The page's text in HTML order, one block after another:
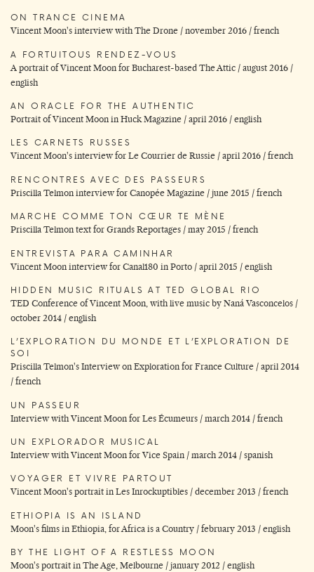
ON TRANCE CINEMA
Vincent Moon's interview with The Drone / november 2016 / french
A FORTUITOUS RENDEZ-VOUS
A portrait of Vincent Moon for Bucharest-based The Attic / august 2016 /
english
AN ORACLE FOR THE AUTHENTIC
Portrait of Vincent Moon in Huck Magazine / april 2016 / english
LES CARNETS RUSSES
Vincent Moon's interview for Le Courrier de Russie / april 2016 / french
RENCONTRES AVEC DES PASSEURS
Priscilla Telmon interview for Canopée Magazine / june 2015 / french
MARCHE COMME TON CŒUR TE MÈNE
Priscilla Telmon text for Grands Reportages / may 2015 / french
ENTREVISTA PARA CAMINHAR
Vincent Moon interview for Canal180 in Porto / april 2015 / english
HIDDEN MUSIC RITUALS AT TED GLOBAL RIO
TED Conference of Vincent Moon, with live music by Naná Vasconcelos /
october 2014 / english
L’EXPLORATION DU MONDE ET L’EXPLORATION DE
SOI
Priscilla Telmon's Interview on Exploration for France Culture / april 2014
/ french
UN PASSEUR
Interview with Vincent Moon for Les Écumeurs / march 2014 / french
UN EXPLORADOR MUSICAL
Interview with Vincent Moon for Vice Spain / march 2014 / spanish
VOYAGER ET VIVRE PARTOUT
Vincent Moon's portrait in Les Inrockuptibles / december 2013 / french
ETHIOPIA IS AN ISLAND
Moon's films in Ethiopia, for Africa is a Country / february 2013 / english
BY THE LIGHT OF A RESTLESS MOON
Moon's portrait in The Age, Melbourne / january 2012 / english